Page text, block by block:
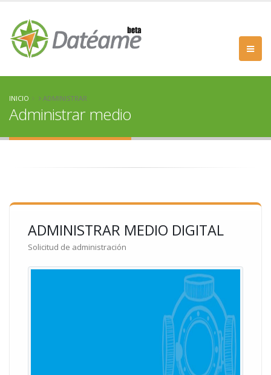
INICIO ADMINISTRAR
Administrar medio
ADMINISTRAR MEDIO DIGITAL
Solicitud de administración